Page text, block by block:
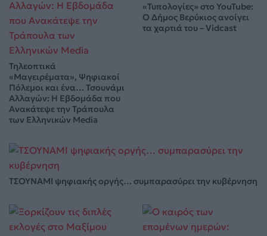
Τηλεοπτικά
«Μαγειρέματα», Ψηφιακοί
Πόλεμοι και ένα… Τσουνάμι
Αλλαγών: Η Εβδομάδα που
Ανακάτεψε την Τράπουλα
των Ελληνικών Media
«Τυπολογίες» στο YouTube:
Ο Δήμος Βερύκιος ανοίγει
τα χαρτιά του – Vidcast
ΤΣΟΥΝΑΜΙ ψηφιακής οργής… συμπαρασύρει την κυβέρνηση